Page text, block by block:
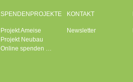
SPENDENPROJEKTE
Projekt Ameise
Projekt Neubau
Online spenden …
KONTAKT
Newsletter